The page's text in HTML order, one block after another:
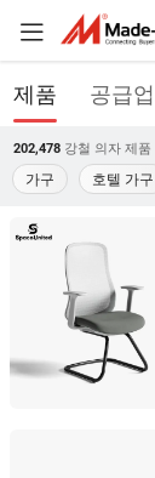
제품 공급
202,478 강철 의자 제품
가구 호텔 가구
SpaceUnited
Guangdong,
Foshan